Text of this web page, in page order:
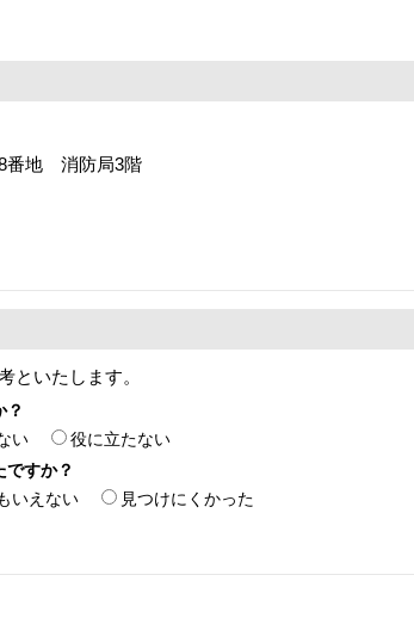
番地 消防局3階
といたします。
？
い
役に立たない
すか？
いえない 見つけにくかった